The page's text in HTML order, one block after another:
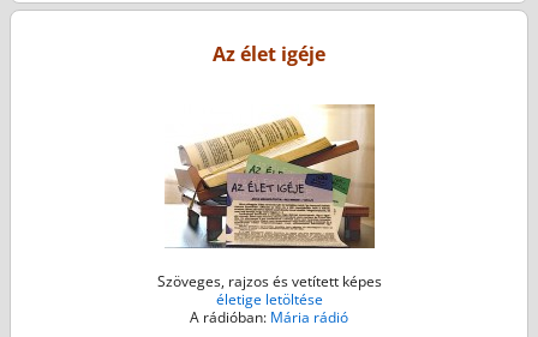
o
r
g
p
p
Az élet igéje
Szöveges, rajzos és vetített képes
életige letöltése
A rádióban: Mária rádió